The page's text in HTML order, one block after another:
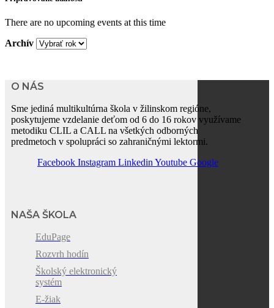
There are no upcoming events at this time
Archív
O NÁS
Sme jediná multikultúrna škola v žilinskom regióne,
poskytujeme vzdelanie deťom od 6 do 16 rokov využívame
metodiku CLIL a CALL na všetkých odborných
predmetoch v spolupráci so zahraničnými lektormi.
Facebook Instagram LinkedinYoutube Google
NAŠA ŠKOLA
EduPage
Rozvrh hodín
Školský elektronický
systém
E-žiak